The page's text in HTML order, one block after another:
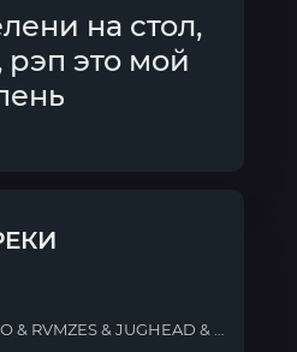
на стол,
это мой